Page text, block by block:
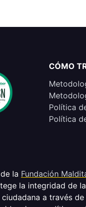
CÓMO
Política
Política
la Fundación
la integridad de
a través